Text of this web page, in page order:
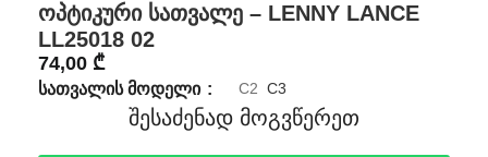
ოპტიკური სათვალე – LENNY LANCE
LL25018 02
74,00 ₾
ᲡᲐᲗᲕᲐᲚᲘᲡ ᲛᲝᲓᲔᲚᲘ C2 C3
შესაძენად მოგვწერეთ